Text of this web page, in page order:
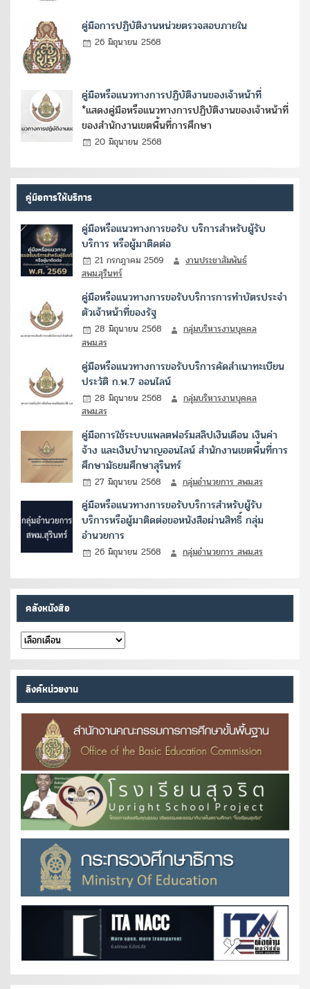
คู่มือการปฏิบัติงานหน่วยตรวจสอบภายใน
26 มิถุนายน 2568
คู่มือหรือแนวทางการปฏิบัติงานของเจ้าหน้าที่
*แสดงคู่มือหรือแนวทางการปฏิบัติงานของเจ้าหน้าที่
ของสำนักงานเขตพื้นที่การศึกษา
20 มิถุนายน 2568
คู่มือการให้บริการ
คู่มือหรือแนวทางการขอรับ บริการสำหรับผู้รับ
บริการ หรือผู้มาติดต่อ
21 กรกฎาคม 2569
งานประชาสัมพันธ์
สพม.สุรินทร์
คู่มือหรือแนวทางการขอรับบริการการทำบัตรประจำ
ตัวเจ้าหน้าที่ของรัฐ
28 มิถุนายน 2568
กลุ่มบริหารงานบุคคล
สพม.สร
คู่มือหรือแนวทางการขอรับบริการคัดสำเนาทะเบียน
ประวัติ ก.พ.7 ออนไลน์
28 มิถุนายน 2568
กลุ่มบริหารงานบุคคล
สพม.สร
คู่มือการใช้ระบบแพลตฟอร์มสลิปเงินเดือน เงินค่า
จ้าง และเงินบำนาญออนไลน์ สำนักงานเขตพื้นที่การ
ศึกษามัธยมศึกษาสุรินทร์
27 มิถุนายน 2568 กลุ่มอำนวยการ สพม.สร
คู่มือหรือแนวทางการขอรับบริการสำหรับผู้รับ
บริการหรือผู้มาติดต่อขอหนังสือผ่านสิทธิ์ กลุ่ม
อำนวยการ
26 มิถุนายน 2568 กลุ่มอำนวยการ สพม.สร
คลังหนังสือ
คลัง
หนังสือ
ลิงค์หน่วยงาน